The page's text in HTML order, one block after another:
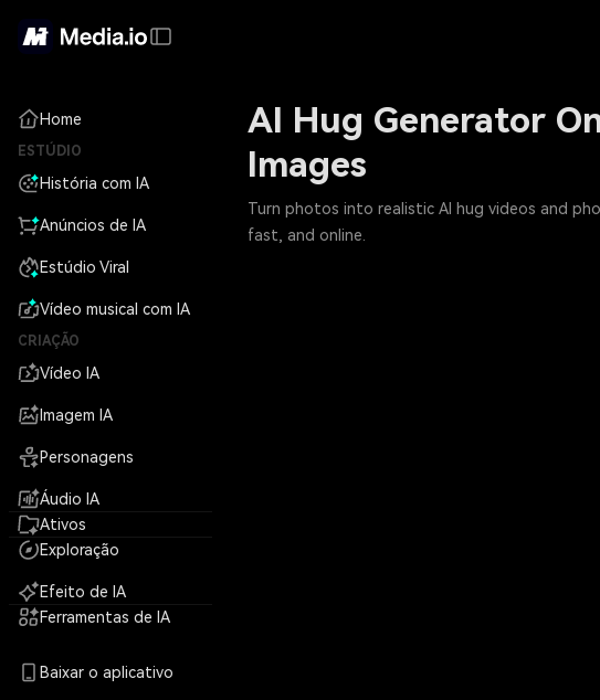
Home
ESTÚDIO
História com IA
Anúncios de IA
Estúdio Viral
Vídeo musical com IA
CRIAÇÃO
Vídeo IA
Imagem IA
Personagens
Áudio IA
Ativos
Exploração
Efeito de IA
Ferramentas de IA
Baixar o aplicativo
AI Hug Generator
Images
Turn photos into realistic AI hug videos and
fast, and online.